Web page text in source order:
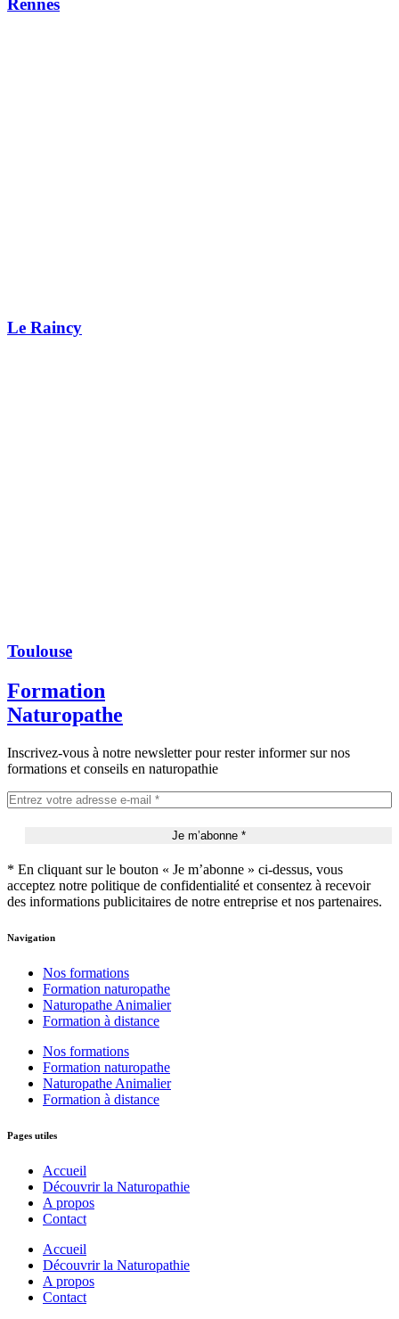
Le Raincy
Toulouse
Formation
Naturopathe
Inscrivez-vous à notre newsletter pour rester informer sur nos
formations et conseils en naturopathie
* En cliquant sur le bouton « Je m’abonne » ci-dessus, vous
acceptez notre politique de confidentialité et consentez à recevoir
des informations publicitaires de notre entreprise et nos partenaires.
Navigation
Nos formations
Formation naturopathe
Naturopathe Animalier
Formation à distance
Nos formations
Formation naturopathe
Naturopathe Animalier
Formation à distance
Pages utiles
Accueil
Découvrir la Naturopathie
A propos
Contact
Accueil
Découvrir la Naturopathie
A propos
Contact